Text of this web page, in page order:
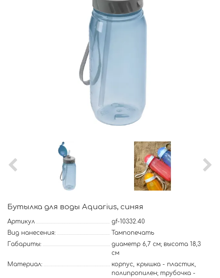
Бутылка для воды Aquarius, синяя
Артикул
gf-10332.40
Вид нанесения:
Тампопечать
Габариты:
диаметр 6,7 см; высота 18,3
см
Материал:
корпус, крышка - пластик,
полипропилен; трубочка -